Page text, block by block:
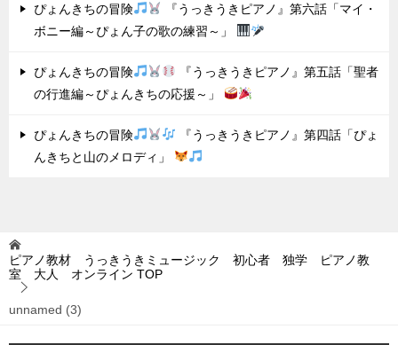
ぴょんきちの冒険
『うっきうきピアノ』第六話「マイ・
ボニー編～ぴょん子の歌の練習～」
ぴょんきちの冒険
『うっきうきピアノ』第五話「聖者
の行進編～ぴょんきちの応援～」
ぴょんきちの冒険
『うっきうきピアノ』第四話「ぴょ
んきちと山のメロディ」
ピアノ教材 うっきうきミュージック 初心者 独学 ピアノ教
室 大人 オンライン TOP
unnamed (3)